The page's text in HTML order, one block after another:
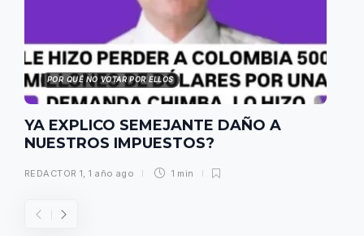
POR QUÉ NO VOTAR POR ELLOS
YA EXPLICO SEMEJANTE DAÑO A
NUESTROS IMPUESTOS?
REDACTOR 1,1 año ago 1 min